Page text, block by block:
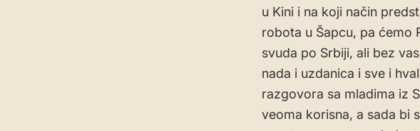
u Kini i na koji način
robota u Šapcu, pa ćemo
svuda po Srbiji, ali bez
nada i uzdanica i sve i
razgovora sa mladima iz
veoma korisna, a sada bi